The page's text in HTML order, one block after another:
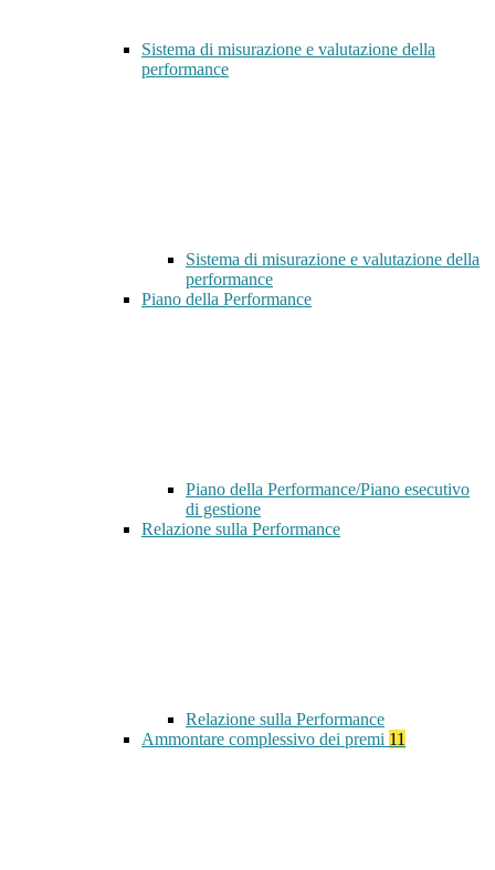
Sistema di misurazione e valutazione della
performance
Sistema di misurazione e valutazione della
performance
Piano della Performance
Piano della Performance/Piano esecutivo
di gestione
Relazione sulla Performance
Relazione sulla Performance
Ammontare complessivo dei premi 11